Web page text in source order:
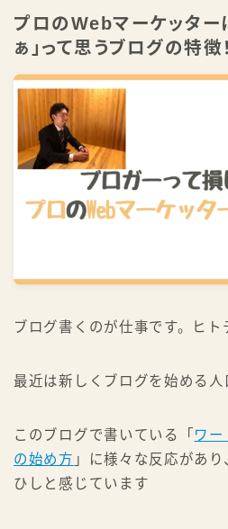
YouTubeで学ぶ
☆←ヒトデのプロ
プロのWebマーケッター
ぁ」って思うブログの特徴！
ブログ書くのが仕事です。ヒト
最近は新しくブログを始める
このブログで書いている「 ワ
の始め方 」に様々な反応があ
ひしと感じています